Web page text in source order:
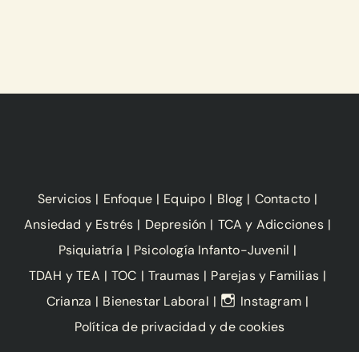
Servicios Enfoque Equipo Blog
Contacto
Ansiedad y Estrés
Depresión
TCA y Adicciones
Psiquiatría
Psicología Infanto-Juvenil
TDAH y TEA
TOC Traumas
Parejas y Familias
Crianza
Bienestar Laboral
Instagram
Política de privacidad y de cookies